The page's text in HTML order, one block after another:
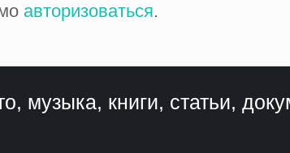
авторизоваться.
музыка, книги, статьи,